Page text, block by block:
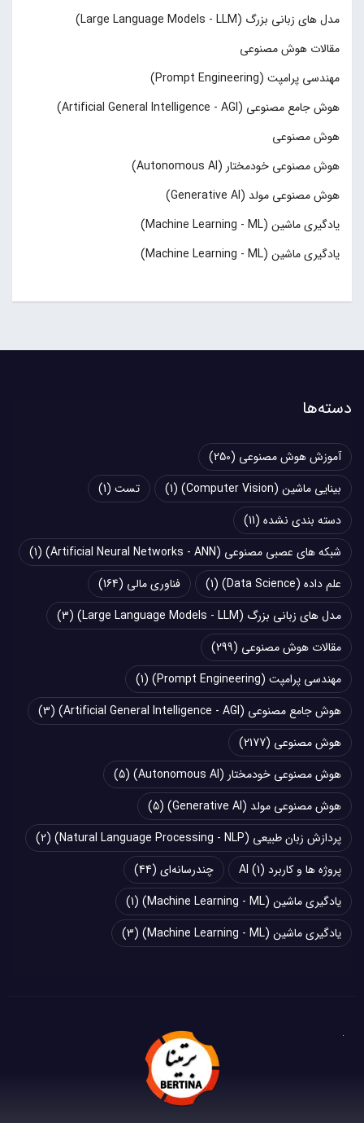
مدل های زبانی بزرگ (Large Language Models - LLM)
مقالات هوش مصنوعی
مهندسی پرامپت (Prompt Engineering)
هوش جامع مصنوعی (Artificial General Intelligence - AGI)
هوش مصنوعی
هوش مصنوعی خودمختار (Autonomous AI)
هوش مصنوعی مولد (Generative AI)
یادگیری ماشین (Machine Learning - ML)
یادگیری ماشین (Machine Learning - ML)
دسته‌ها
آموزش هوش مصنوعی (250)
بینایی ماشین (Computer Vision)
(1) تست (1)
دسته بندی نشده (11)
شبکه های عصبی مصنوعی (Artificial Neural Networks - ANN)
(1)
علم داده (Data Science)
(1) فناوری مالی (164)
مدل های زبانی بزرگ (Large Language Models - LLM)
(3)
مقالات هوش مصنوعی (299)
مهندسی پرامپت (Prompt Engineering)
(1)
هوش جامع مصنوعی (Artificial General Intelligence - AGI)
(3)
هوش مصنوعی (2177)
هوش مصنوعی خودمختار (Autonomous AI)
(5)
هوش مصنوعی مولد (Generative AI)
(5)
پردازش زبان طبیعی (Natural Language Processing - NLP)
(2)
پروژه ها و کاربرد AI (1) چند‌‌رسانه‌ای (44)
یادگیری ماشین (Machine Learning - ML)
(1)
یادگیری ماشین (Machine Learning - ML)
(3)